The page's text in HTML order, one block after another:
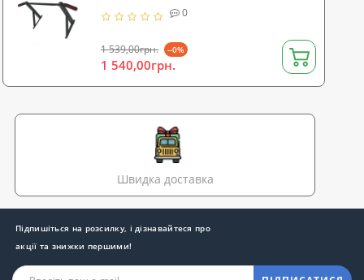
0
1 539,00грн. --0%
1 540,00грн.
Швидка доставка
Підпишіться на розсилку, і дізнавайтеся про
акції та знижки першими!